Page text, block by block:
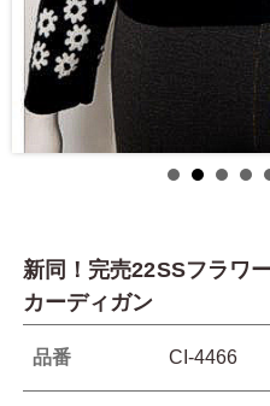
新同！完売22SSフラワ
カーディガン
品番 CI-4466